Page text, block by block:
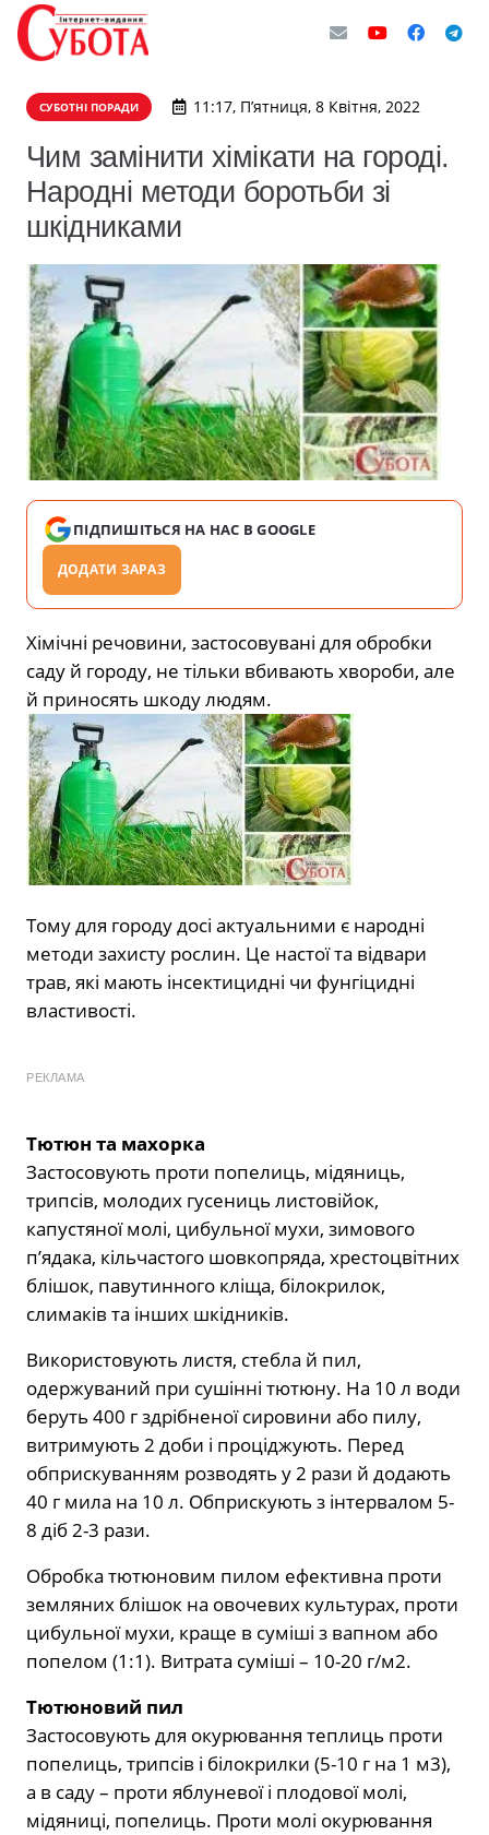
СУБОТНІ ПОРАДИ 11:17, П’ятниця, 8 Квітня, 2022
Чим замінити хімікати на городі.
Народні методи боротьби зі
шкідниками
ПІДПИШІТЬСЯ НА НАС В GOOGLE
ДОДАТИ ЗАРАЗ
Хімічні речовини, застосовувані для обробки
саду й городу, не тільки вбивають хвороби, але
й приносять шкоду людям.
Тому для городу досі актуальними є народні
методи захисту рослин. Це настої та відвари
трав, які мають інсектицидні чи фунгіцидні
властивості.
РЕКЛАМА
Тютюн та махорка
Застосовують проти попелиць, мідяниць,
трипсів, молодих гусениць листовійок,
капустяної молі, цибульної мухи, зимового
п’ядака, кільчастого шовкопряда, хрестоцвітних
блішок, павутинного кліща, білокрилок,
слимаків та інших шкідників.
Використовують листя, стебла й пил,
одержуваний при сушінні тютюну. На 10 л води
беруть 400 г здрібненої сировини або пилу,
витримують 2 доби і проціджують. Перед
обприскуванням розводять у 2 рази й додають
40 г мила на 10 л. Обприскують з інтервалом 5-
8 діб 2-3 рази.
Обробка тютюновим пилом ефективна проти
земляних блішок на овочевих культурах, проти
цибульної мухи, краще в суміші з вапном або
попелом (1:1). Витрата суміші – 10-20 г/м2.
Тютюновий пил
Застосовують для окурювання теплиць проти
попелиць, трипсів і білокрилки (5-10 г на 1 м3),
а в саду – проти яблуневої і плодової молі,
мідяниці, попелиць. Проти молі окурювання